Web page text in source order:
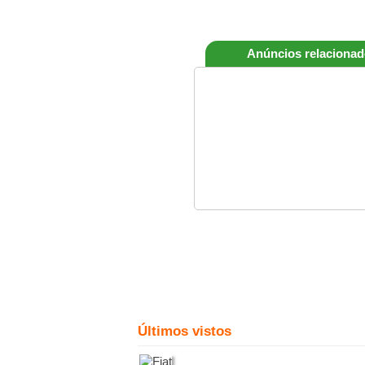
Anúncios
Últimos vistos